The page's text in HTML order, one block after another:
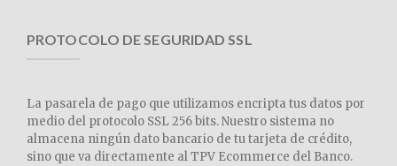
PROTOCOLO DE SEGURIDAD SSL
La pasarela de pago que utilizamos encripta tus datos por
medio del protocolo SSL 256 bits. Nuestro sistema no
almacena ningún dato bancario de tu tarjeta de crédito,
sino que va directamente al TPV Ecommerce del Banco.